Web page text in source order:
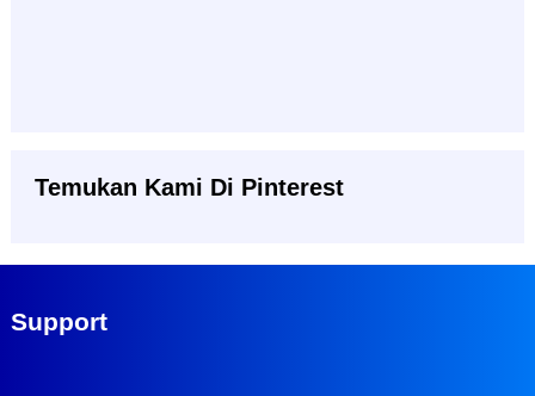
Temukan Kami Di Pinterest
Support